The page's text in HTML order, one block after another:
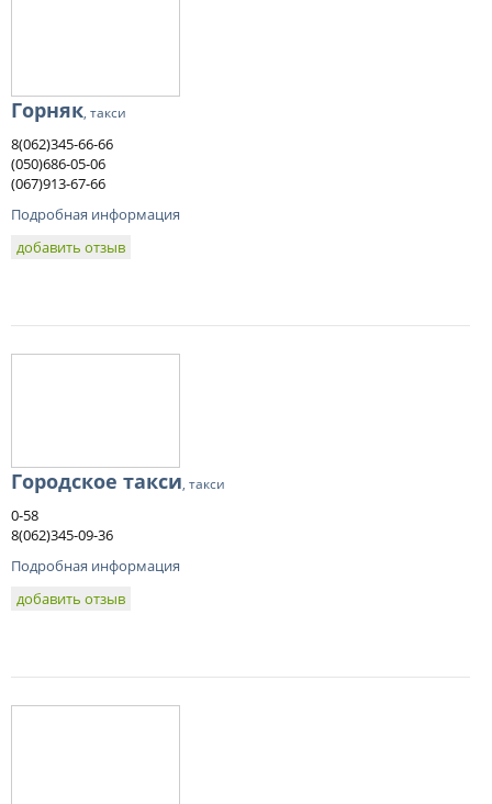
Горняк, такси
8(062)345-66-66
(050)686-05-06
(067)913-67-66
Подробная информация
добавить отзыв
Городское такси, такси
0-58
8(062)345-09-36
Подробная информация
добавить отзыв